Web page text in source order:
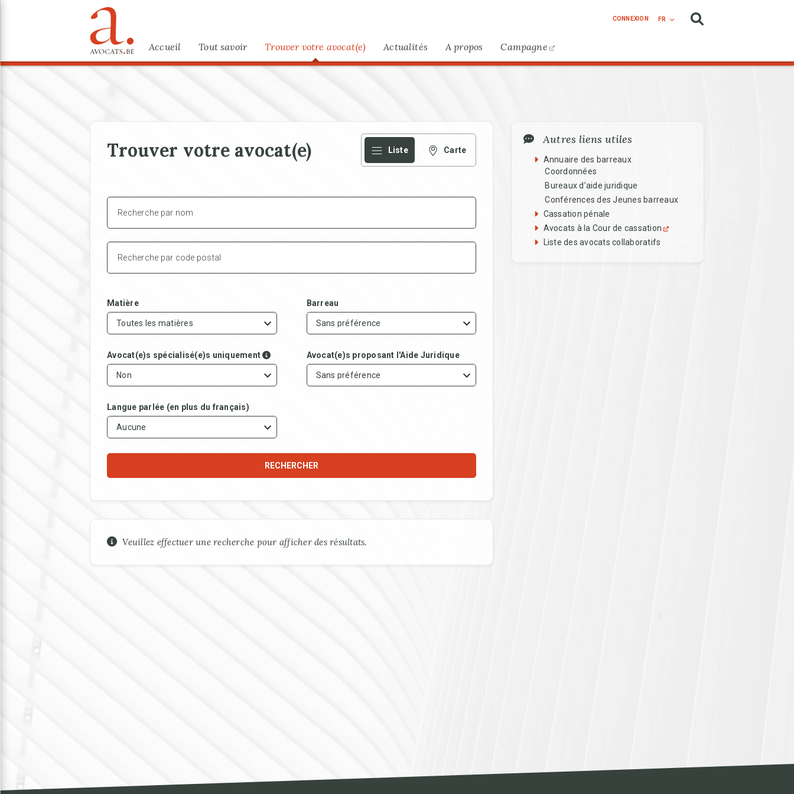
Menu
Accueil Tout savoir Trouver votre avocat(e) Actualités A propos Campagne
CONNEXION FR
Menu
Autres liens utiles
Annuaire des barreaux
Coordonnées
Bureaux d’aide juridique
Conférences des Jeunes barreaux
Cassation pénale
Avocats à la Cour de cassation
Liste des avocats collaboratifs
Trouver votre avocat(e) Liste Carte
Matière
Toutes les matières
Barreau
Sans préférence
Avocat(e)s spécialisé(e)s uniquement
Non
Avocat(e)s proposant l'Aide Juridique
Sans préférence
Langue parlée (en plus du français)
Aucune
RECHERCHER
Veuillez effectuer une recherche pour afficher des résultats.